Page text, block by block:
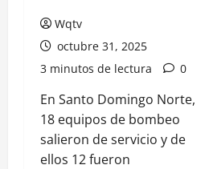
Wqtv
octubre 31, 2025
3 minutos de lectura
0
En Santo Domingo Norte,
18 equipos de bombeo
salieron de servicio y de
ellos 12 fueron